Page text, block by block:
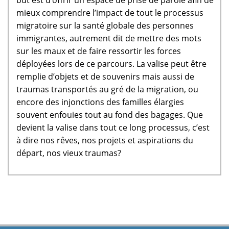
mieux comprendre l’impact de tout le processus
migratoire sur la santé globale des personnes
immigrantes, autrement dit de mettre des mots
sur les maux et de faire ressortir les forces
déployées lors de ce parcours. La valise peut être
remplie d’objets et de souvenirs mais aussi de
traumas transportés au gré de la migration, ou
encore des injonctions des familles élargies
souvent enfouies tout au fond des bagages. Que
devient la valise dans tout ce long processus, c’est
à dire nos rêves, nos projets et aspirations du
départ, nos vieux traumas?